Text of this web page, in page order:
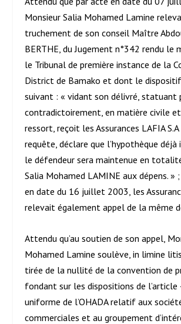
Monsieur Salia Mohamed Lamine
truchement de son conseil Maître
BERTHE, du Jugement n°342 rendu le
le Tribunal de première instance de la
District de Bamako et dont le
suivant : « vidant son délivré, statuant
contradictoirement, en matière civile
ressort, reçoit les Assurances LAFIA
requête, déclare que l’hypothèque
le défendeur sera maintenue en
Salia Mohamed LAMINE aux dépens. »
en date du 16 juillet 2003, les
relevait également appel de la même
Attendu qu’au soutien de son appel,
Mohamed Lamine soulève, in limine
tirée de la nullité de la convention de
fondant sur les dispositions de l’article
uniforme de l’OHADA relatif aux
commerciales et au groupement